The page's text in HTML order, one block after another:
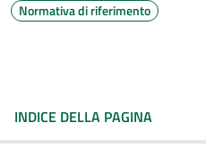
Normativa di riferimento
INDICE DELLA PAGINA